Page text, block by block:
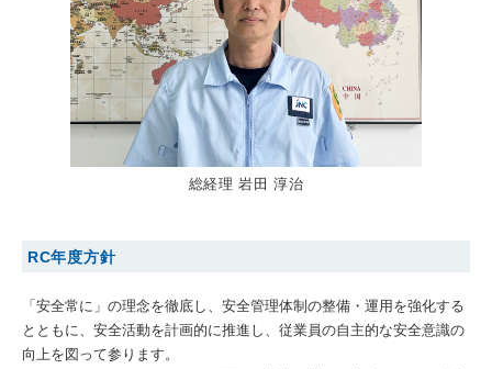
総経理 岩田 淳治
RC年度方針
「安全常に」の理念を徹底し、安全管理体制の整備・運用を強化する
とともに、安全活動を計画的に推進し、従業員の自主的な安全意識の
向上を図って参ります。